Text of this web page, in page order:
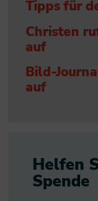
Tipps für
Christen
auf
Bild-
auf
Helfen
Spende